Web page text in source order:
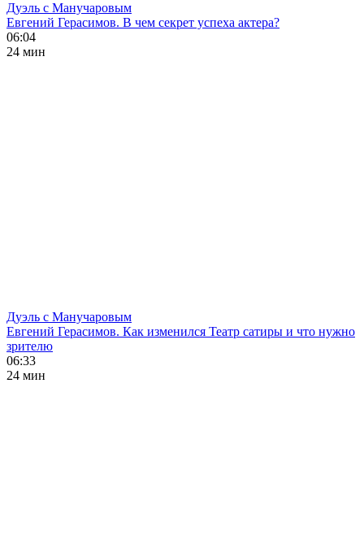
Дуэль с Манучаровым
Евгений Герасимов. В чем секрет успеха актера?
06:04
24 мин
Дуэль с Манучаровым
Евгений Герасимов. Как изменился Театр сатиры и что нужно
зрителю
06:33
24 мин